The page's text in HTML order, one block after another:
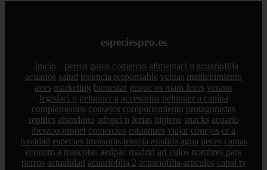
especiespro.es
Inicio perros gatos comercio alimentaci n acuariofilia
acuarios salud tenencia responsable ventas mantenimiento
aves marketing bienestar peque os mam feros verano
legislaci n peluquer a accesorios peluquer a canina
complementos consejos comportamiento protagonistas
reptiles abandono adopci n ferias higiene snacks acuario
iberzoo propet comercios estanques viajar conejos cr a
navidad especies invasoras terapia asistida agua peces camas
econom a mascotas aedpac madrid art culos nombres para
perros actualidad acuariofilia 2 acuariofilia articulos canal tv